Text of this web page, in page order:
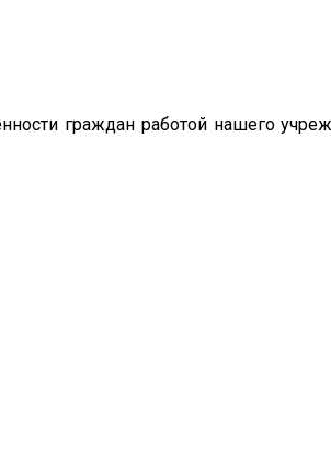
граждан работой нашего